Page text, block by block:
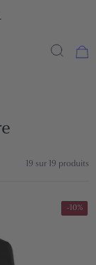
19 sur 19 produits
-10%